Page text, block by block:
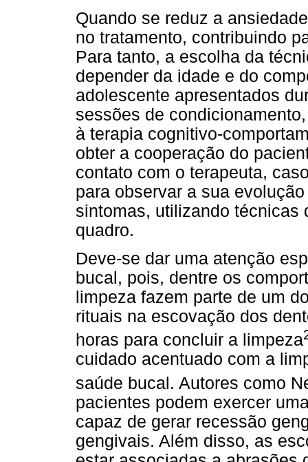
Quando se reduz a
no tratamento, contribuindo
Para tanto, a escolha da
depender da idade e do
adolescente apresentados
sessões de
à terapia cognitivo-
obter a cooperação do
contato com o terapeuta,
para observar a sua
sintomas, utilizando técnicas
quadro.
Deve-se dar uma atenção
bucal, pois, dentre os
limpeza fazem parte de um
rituais na escovação dos
horas para concluir a limpeza
cuidado acentuado com a
saúde bucal. Autores como
pacientes podem exercer
capaz de gerar recessão
gengivais. Além disso, as